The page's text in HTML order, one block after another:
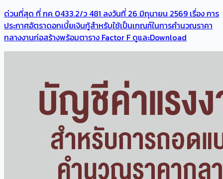
ด่วนที่สุด ที่ กค 0433.2/ว 481 ลงวันที่ 26 มิถุนายน 2569 เรื่อง การ
ประกาศอัตราดอกเบี้ยเงินกู้สำหรับใช้เป็นเกณฑ์ในการคำนวณราคา
กลางงานก่อสร้างพร้อมตาราง Factor F ดูและDownload